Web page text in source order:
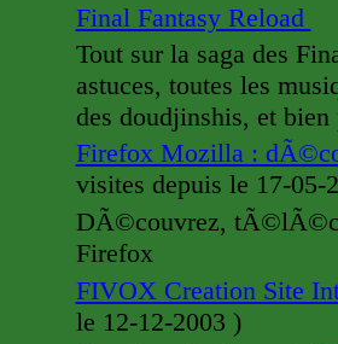
Final Fantasy Reload
Tout sur la saga des
astuces, toutes les
des doudjinshis, et
Firefox Mozilla :
visites depuis le 17-05-
DÃ©couvrez,
Firefox
FIVOX Creation Site
le 12-12-2003 )